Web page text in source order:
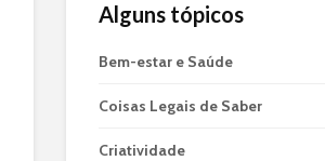
Alguns tópicos
Bem-estar e Saúde
Coisas Legais de Saber
Criatividade